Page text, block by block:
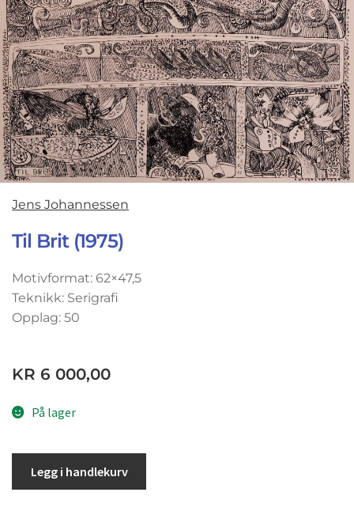
Jens Johannessen
Til Brit (1975)
Motivformat: 62×47,5
Teknikk: Serigrafi
Opplag: 50
KR 6 000,00
På lager
Legg i handlekurv